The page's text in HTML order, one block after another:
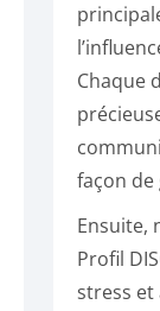
Chaque
façon de
Ensuite,
Profil
stress